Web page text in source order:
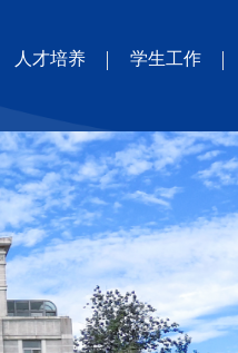
人才培养 学生工作